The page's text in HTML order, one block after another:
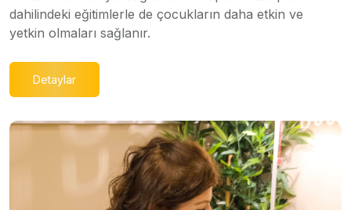
dahilindeki eğitimlerle de çocukların daha etkin ve
yetkin olmaları sağlanır.
Detaylar